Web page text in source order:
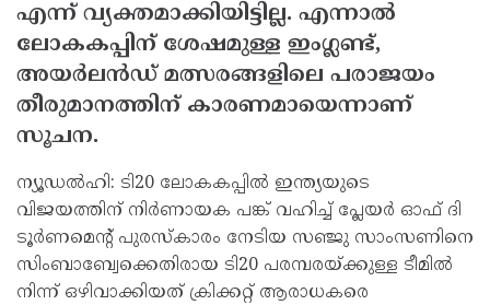
എന്ന് വ്യക്തമാക്കിയിട്ടില്ല. എന്നാല്‍
ലോകകപ്പിന് ശേഷമുള്ള ഇംഗ്ലണ്ട്,
അയര്‍ലന്‍ഡ് മത്സരങ്ങളിലെ പരാജയം
തീരുമാനത്തിന് കാരണമായെന്നാണ്
സൂചന.
ന്യൂഡല്‍ഹി: ടി20 ലോകകപ്പില്‍ ഇന്ത്യയുടെ
വിജയത്തിന് നിര്‍ണായക പങ്ക് വഹിച്ച് പ്ലേയര്‍ ഓഫ് ദി
ടൂര്‍ണമെന്റ് പുരസ്‌കാരം നേടിയ സഞ്ജു സാംസണിനെ
സിംബാബ്വേക്കെതിരായ ടി20 പരമ്പരയ്ക്കുള്ള ടീമില്‍
നിന്ന് ഒഴിവാക്കിയത് ക്രിക്കറ്റ് ആരാധകരെ